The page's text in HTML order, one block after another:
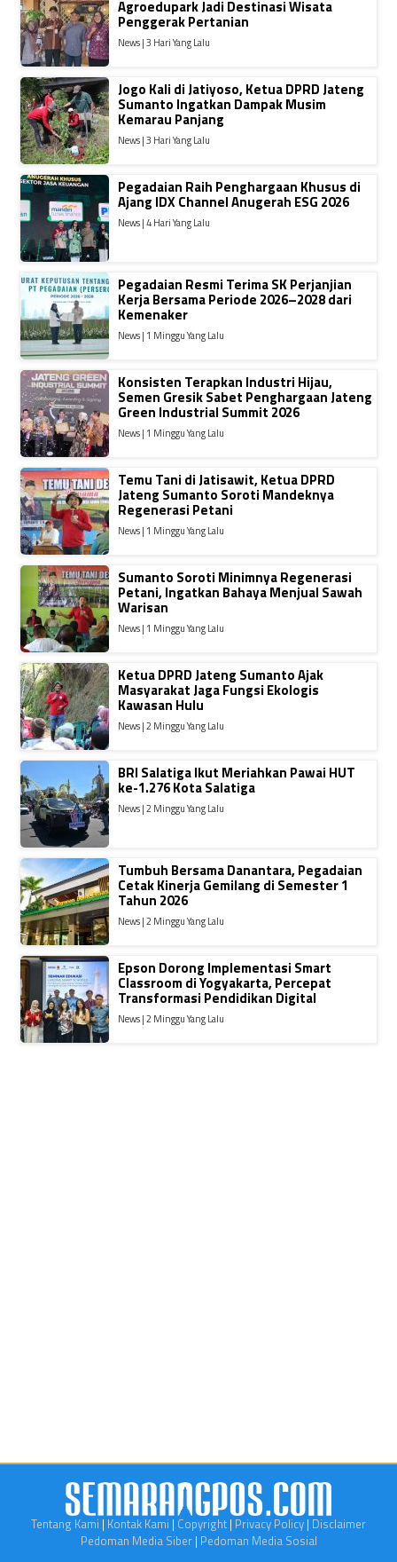
Agroedupark Jadi Destinasi Wisata
Penggerak Pertanian
News | 3 Hari Yang Lalu
Jogo Kali di Jatiyoso, Ketua DPRD Jateng
Sumanto Ingatkan Dampak Musim
Kemarau Panjang
News | 3 Hari Yang Lalu
Pegadaian Raih Penghargaan Khusus di
Ajang IDX Channel Anugerah ESG 2026
News | 4 Hari Yang Lalu
Pegadaian Resmi Terima SK Perjanjian
Kerja Bersama Periode 2026–2028 dari
Kemenaker
News | 1 Minggu Yang Lalu
Konsisten Terapkan Industri Hijau,
Semen Gresik Sabet Penghargaan Jateng
Green Industrial Summit 2026
News | 1 Minggu Yang Lalu
Temu Tani di Jatisawit, Ketua DPRD
Jateng Sumanto Soroti Mandeknya
Regenerasi Petani
News | 1 Minggu Yang Lalu
Sumanto Soroti Minimnya Regenerasi
Petani, Ingatkan Bahaya Menjual Sawah
Warisan
News | 1 Minggu Yang Lalu
Ketua DPRD Jateng Sumanto Ajak
Masyarakat Jaga Fungsi Ekologis
Kawasan Hulu
News | 2 Minggu Yang Lalu
BRI Salatiga Ikut Meriahkan Pawai HUT
ke-1.276 Kota Salatiga
News | 2 Minggu Yang Lalu
Tumbuh Bersama Danantara, Pegadaian
Cetak Kinerja Gemilang di Semester 1
Tahun 2026
News | 2 Minggu Yang Lalu
Epson Dorong Implementasi Smart
Classroom di Yogyakarta, Percepat
Transformasi Pendidikan Digital
News | 2 Minggu Yang Lalu
Tentang Kami | Kontak Kami | Copyright | Privacy Policy | Disclaimer
Pedoman Media Siber| Pedoman Media Sosial